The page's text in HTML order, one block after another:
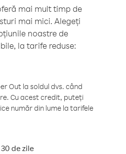
mai mult timp de
mai mici. Alegeți
noastre de
la tarife reduse:
Out la soldul dvs. când
Cu acest credit, puteți
număr din lume la tarifele
de zile